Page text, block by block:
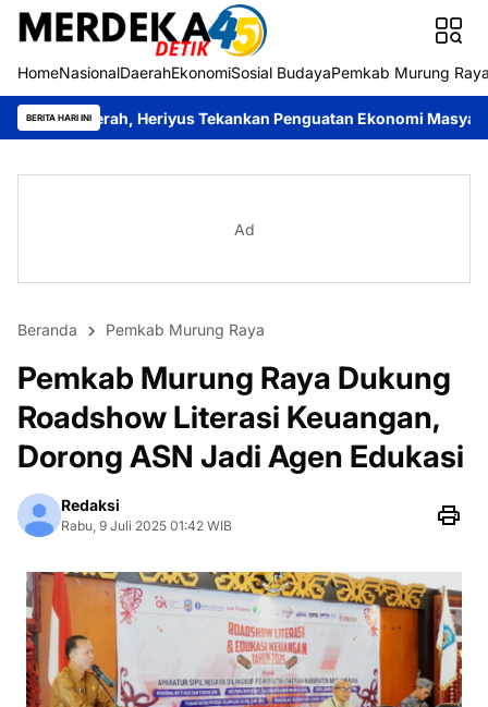
HomeNasionalDaerahEkonomiSosial BudayaPemkab Murung
BERITA HARI INITekankan Penguatan Ekonomi Masyarakat Roy
Ad
Beranda Pemkab Murung Raya
Pemkab Murung Raya Dukung
Roadshow Literasi Keuangan,
Dorong ASN Jadi Agen Edukasi
Redaksi
Rabu, 9 Juli 2025 01:42 WIB